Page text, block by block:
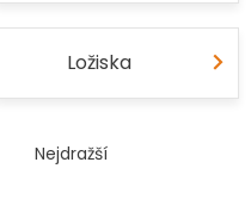
Ložiska
Nejdražší